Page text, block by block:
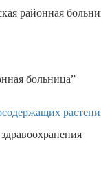
районная
больница”